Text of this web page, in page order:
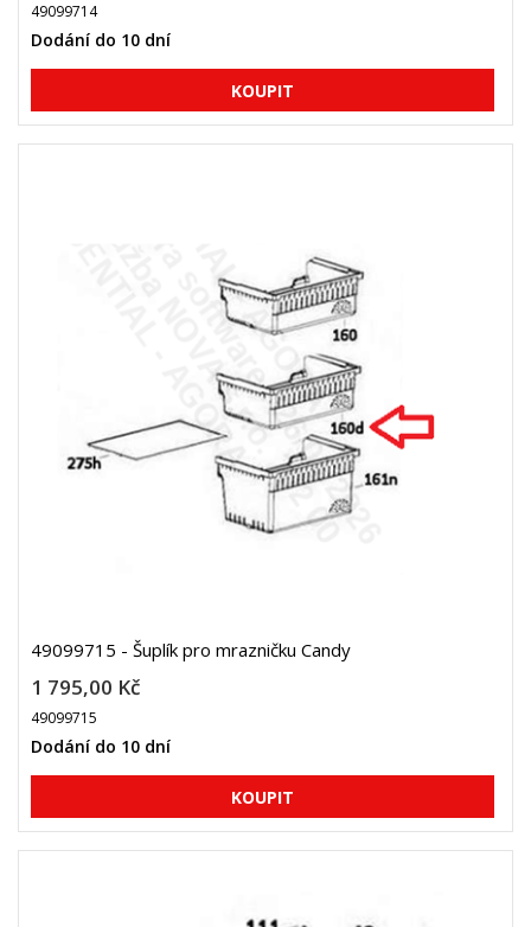
49099714
Dodání do 10 dní
49099715 - Šuplík pro mrazničku Candy
1 795,00 Kč
49099715
Dodání do 10 dní